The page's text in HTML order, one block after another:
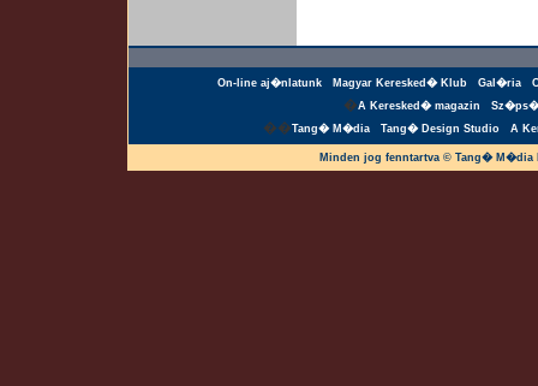
On-line aj�nlatunk Magyar Keresked� Klub Gal�ria
�A Keresked� magazin
��Tang� M�dia Tang� Design Studio A
Minden jog fenntartva © Tang�